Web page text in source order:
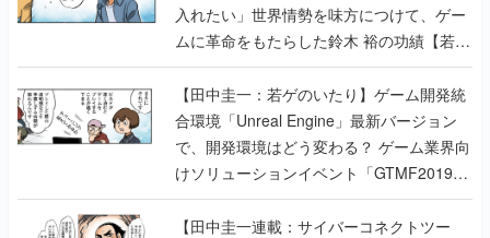
入れたい」世界情勢を味方につけて、ゲー
ムに革命をもたらした鈴木 裕の功績【若ゲ
のいたり】
【田中圭一：若ゲのいたり】ゲーム開発統
合環境「Unreal Engine」最新バージョン
で、開発環境はどう変わる？ ゲーム業界向
けソリューションイベント「GTMF2019」
に行って、より理解を深めよう【PR】
【田中圭一連載：サイバーコネクトツー